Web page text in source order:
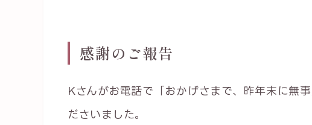
感謝のご報告
Kさんがお電話で「おかげさまで、昨年末に無
ださいました。